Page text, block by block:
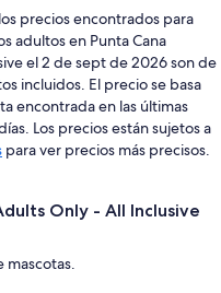
precios encontrados para
adultos en Punta Cana
el 2 de sept de 2026 son de
incluidos. El precio se basa
encontrada en las últimas
Los precios están sujetos a
para ver precios más precisos.
Only - All Inclusive
mascotas.